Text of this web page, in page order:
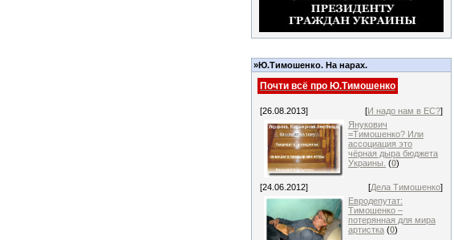
»Ю.Тимошенко. На нарах.
Почти всё про Ю.Тимошенко
[26.08.2013] [И надо нам в ЕС?]
Янукович
=Тимошенко? Или
ассоциация это
чёрная дыра бюджета
Украины. (0)
[24.06.2012] [Дела Тимошенко]
Евродепутат:
Тимошенко –
потерянная для мира
артистка (0)